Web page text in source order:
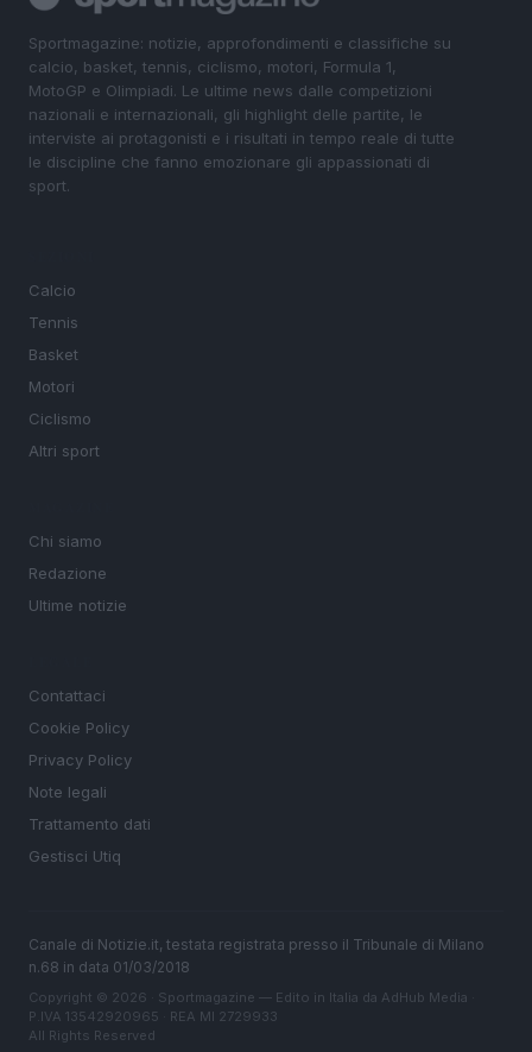
Sportmagazine: notizie, approfondimenti e classifiche su
calcio, basket, tennis, ciclismo, motori, Formula 1,
MotoGP e Olimpiadi. Le ultime news dalle competizioni
nazionali e internazionali, gli highlight delle partite, le
interviste ai protagonisti e i risultati in tempo reale di tutte
le discipline che fanno emozionare gli appassionati di
sport.
Calcio
Tennis
Basket
Motori
Ciclismo
Altri sport
Chi siamo
Redazione
Ultime notizie
Contattaci
Cookie Policy
Privacy Policy
Note legali
Trattamento dati
Gestisci Utiq
Canale di Notizie.it, testata registrata presso il Tribunale di Milano
n.68 in data 01/03/2018
Copyright © 2026 · Sportmagazine — Edito in Italia da AdHub Media
P.IVA 13542920965 · REA MI 2729933
All Rights Reserved